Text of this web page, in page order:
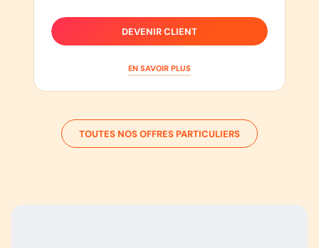
DEVENIR CLIENT
EN SAVOIR PLUS
TOUTES NOS OFFRES PARTICULIERS